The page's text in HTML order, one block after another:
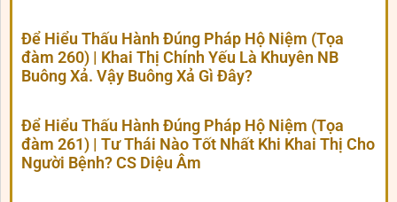
Để Hiểu Thấu Hành Đúng Pháp Hộ Niệm (Tọa
đàm 260) | Khai Thị Chính Yếu Là Khuyên NB
Buông Xả. Vậy Buông Xả Gì Đây?
Để Hiểu Thấu Hành Đúng Pháp Hộ Niệm (Tọa
đàm 261) | Tư Thái Nào Tốt Nhất Khi Khai Thị Cho
Người Bệnh? CS Diệu Âm